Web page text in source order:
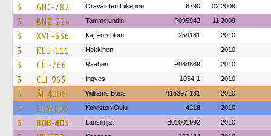
3 GNC-782 Oravaisten Liikenne 6790 02.2009
3 BNZ-226 Tammelundin P095942 11.2009
3 XVE-636 Kaj Forsblom 254181 2010
3 KLU-111 Hokkinen 2010
3 CJF-766 Raahen P084869 2010
3 CLI-965 Ingves 1054-1 2010
3 ÅL 4006 Williams Buss 415397 131 2010
3 EKY-803 Koiviston Oulu 4218 2010
3 BOB-403 Länsilinjat B01001992 2010